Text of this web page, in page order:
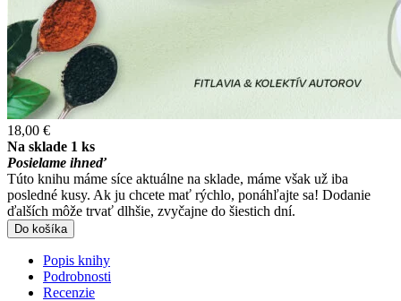
18,00 €
Na sklade 1 ks
Posielame ihneď
Túto knihu máme síce aktuálne na sklade, máme však už iba
posledné kusy. Ak ju chcete mať rýchlo, ponáhľajte sa! Dodanie
ďalších môže trvať dlhšie, zvyčajne do šiestich dní.
Do košíka
Popis knihy
Podrobnosti
Recenzie